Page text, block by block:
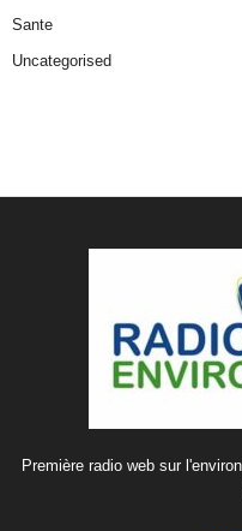
Sante
Uncategorised
Première radio web sur